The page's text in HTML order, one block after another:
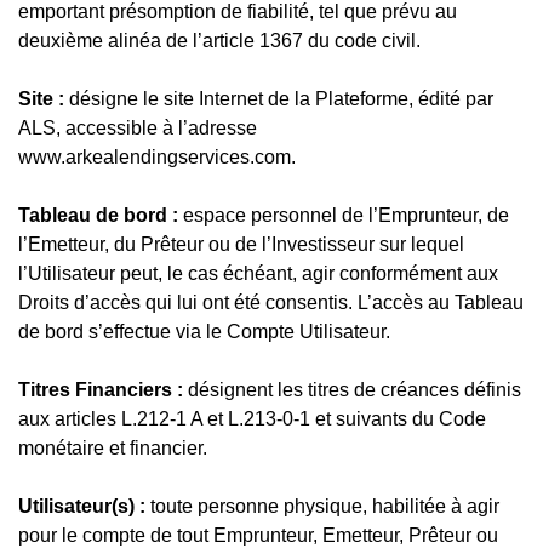
emportant présomption de fiabilité, tel que prévu au
deuxième alinéa de l’article 1367 du code civil.
Site : désigne le site Internet de la Plateforme, édité par
ALS, accessible à l’adresse
www.arkealendingservices.com.
Tableau de bord : espace personnel de l’Emprunteur, de
l’Emetteur, du Prêteur ou de l’Investisseur sur lequel
l’Utilisateur peut, le cas échéant, agir conformément aux
Droits d’accès qui lui ont été consentis. L’accès au Tableau
de bord s’effectue via le Compte Utilisateur.
Titres Financiers : désignent les titres de créances définis
aux articles L.212-1 A et L.213-0-1 et suivants du Code
monétaire et financier.
Utilisateur(s) : toute personne physique, habilitée à agir
pour le compte de tout Emprunteur, Emetteur, Prêteur ou